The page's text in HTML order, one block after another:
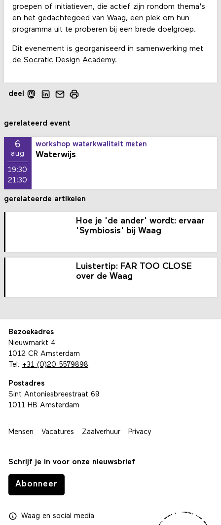
groepen of initiatieven, die actief zijn rondom thema's
en het gedachtegoed van Waag, een plek om hun
programma uit te proberen bij een brede doelgroep.
Dit evenement is georganiseerd in samenwerking met
de Socratic Design Academy.
deel
gerelateerd event
6
aug
19:30
21:30
workshop waterkwaliteit meten
Waterwijs
gerelateerde artikelen
Hoe je 'de ander' wordt: ervaar
'Symbiosis' bij Waag
Luistertip: FAR TOO CLOSE
over de Waag
Bezoekadres
Nieuwmarkt 4
1012 CR Amsterdam
Tel. +31 (0)20 5579898
Postadres
Sint Antoniesbreestraat 69
1011 HB Amsterdam
Mensen Vacatures Zaalverhuur Privacy
Schrijf je in voor onze nieuwsbrief
Abonneer
Waagen social media